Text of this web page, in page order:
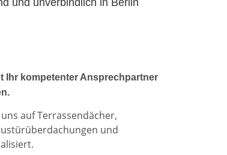
Ihr kompetenter Ansprechpartner
auf Terrassendächer,
und